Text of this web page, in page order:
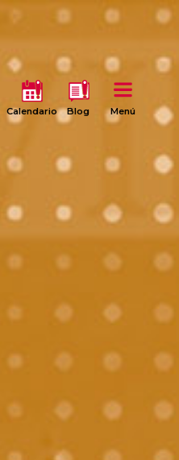
Calendario Blog Menú